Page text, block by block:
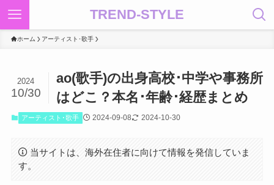
TREND-STYLE
ホーム アーティスト･歌手
ao(歌手)の出身高校･中学や事務所
はどこ？本名･年齢･経歴まとめ
2024
10/30
アーティスト･歌手 2024-09-08 2024-10-30
当サイトは、海外在住者に向けて情報を発信していま
す。